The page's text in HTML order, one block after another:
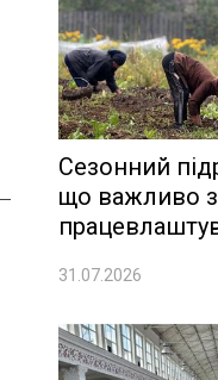
Сезонний
що важливо
31.07.2026